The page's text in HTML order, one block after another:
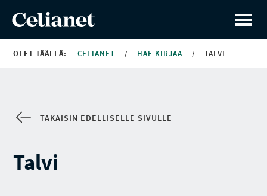
OLET TÄÄLLÄ: CELIANET / HAE KIRJAA / TALVI
TAKAISIN EDELLISELLE SIVULLE
Talvi